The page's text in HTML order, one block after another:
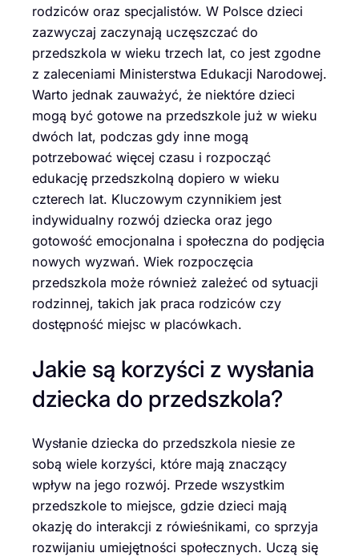
rodziców oraz specjalistów. W Polsce dzieci
zazwyczaj zaczynają uczęszczać do
przedszkola w wieku trzech lat, co jest zgodne
z zaleceniami Ministerstwa Edukacji Narodowej.
Warto jednak zauważyć, że niektóre dzieci
mogą być gotowe na przedszkole już w wieku
dwóch lat, podczas gdy inne mogą
potrzebować więcej czasu i rozpocząć
edukację przedszkolną dopiero w wieku
czterech lat. Kluczowym czynnikiem jest
indywidualny rozwój dziecka oraz jego
gotowość emocjonalna i społeczna do podjęcia
nowych wyzwań. Wiek rozpoczęcia
przedszkola może również zależeć od sytuacji
rodzinnej, takich jak praca rodziców czy
dostępność miejsc w placówkach.
Jakie są korzyści z wysłania
dziecka do przedszkola?
Wysłanie dziecka do przedszkola niesie ze
sobą wiele korzyści, które mają znaczący
wpływ na jego rozwój. Przede wszystkim
przedszkole to miejsce, gdzie dzieci mają
okazję do interakcji z rówieśnikami, co sprzyja
rozwijaniu umiejętności społecznych. Uczą się